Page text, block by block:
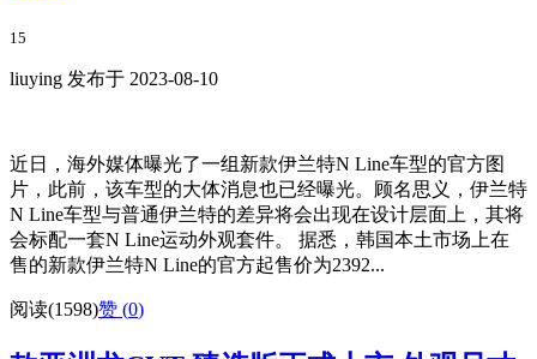
15
liuying 发布于 2023-08-10
近日，海外媒体曝光了一组新款伊兰特N Line车型的官方图
片，此前，该车型的大体消息也已经曝光。顾名思义，伊兰特
N Line车型与普通伊兰特的差异将会出现在设计层面上，其将
会标配一套N Line运动外观套件。 据悉，韩国本土市场上在
售的新款伊兰特N Line的官方起售价为2392...
阅读(1598)赞 (0)